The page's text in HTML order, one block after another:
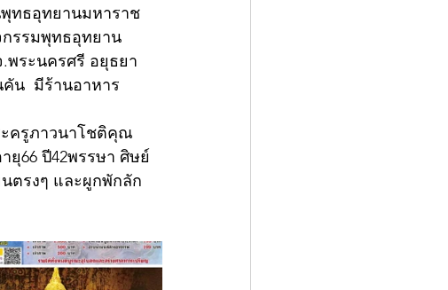
ทธอุทยานมหาราช
รรมพุทธอุทยาน
พระนครศรี อยุธยา
คัน  มีร้านอาหาร
ครูภาวนาโชติคุณ
ยุ66 ปี42พรรษา ศิษย์
ตรงๆ และผูกพักลัก